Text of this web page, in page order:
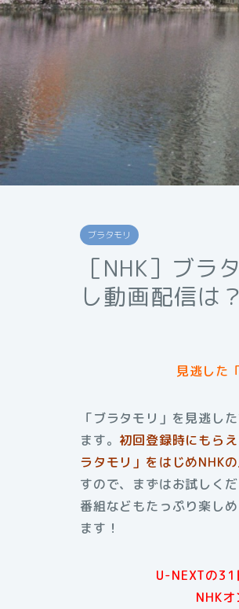
ブラタモリ
［NHK］ブ
し動画配信は？
見逃した
「ブラタモリ」を見逃し
ます。 初回登録時にもら
ラタモリ」をはじめNHK
すので、まずはお試しく
番組などもたっぷり楽し
ます！
U-NEXTの31
NHK